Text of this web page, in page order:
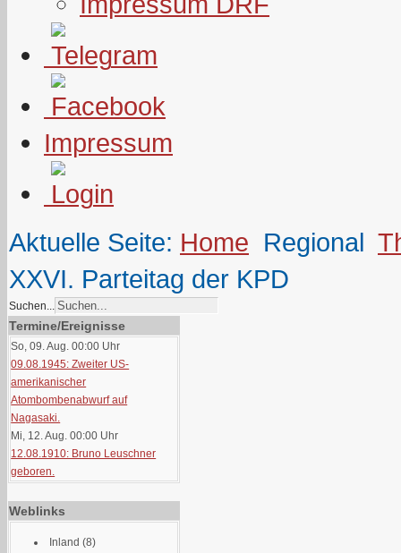
Impressum
Aktuelle Seite: Home Regional
XXVI. Parteitag der KPD
Suchen...
Termine/Ereignisse
So, 09. Aug. 00:00 Uhr
09.08.1945: Zweiter US-
amerikanischer
Atombombenabwurf auf
Nagasaki.
Mi, 12. Aug. 00:00 Uhr
12.08.1910: Bruno Leuschner
geboren.
Weblinks
Inland (8)